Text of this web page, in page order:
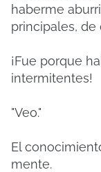
haberme
principales, de
¡Fue porque
intermitentes!
"Veo."
El
mente.